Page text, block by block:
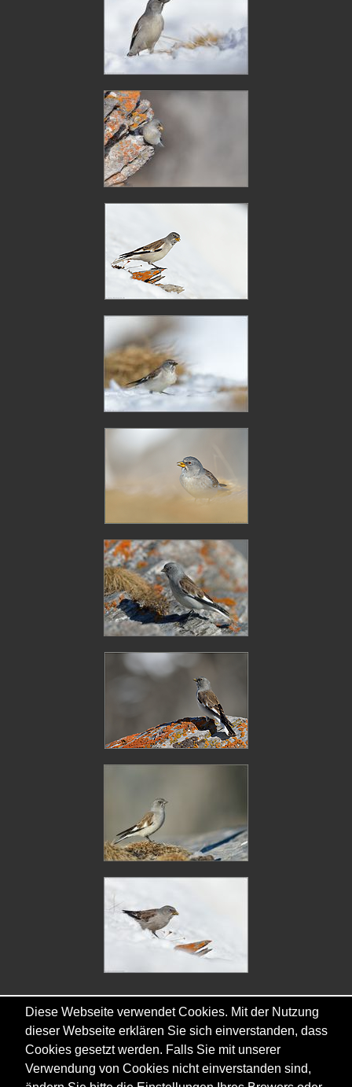
Copyright © - 2026 - Gordana & Ralf Kistowski
Diese Webseite verwendet Cookies. Mit der Nutzung
dieser Webseite erklären Sie sich einverstanden, dass
Cookies gesetzt werden. Falls Sie mit unserer
Verwendung von Cookies nicht einverstanden sind,